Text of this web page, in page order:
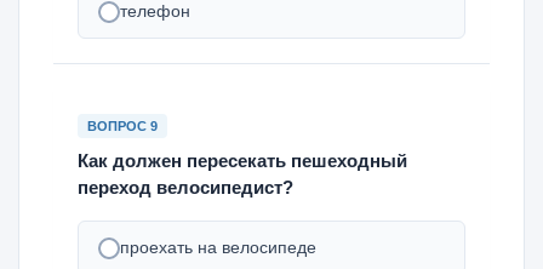
телефон
ВОПРОС 9
Как должен пересекать пешеходный
переход велосипедист?
проехать на велосипеде